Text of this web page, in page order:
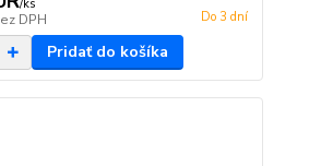
/ks
DPH Do 3 dní
Pridať do košíka